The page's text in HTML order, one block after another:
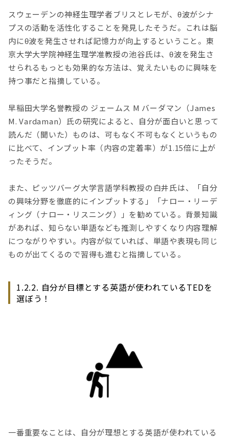
スウェーデンの神経生理学者ブリスとレモが、θ波がシナ
プスの活動を活性化することを発見したそうだ。これは脳
内にθ波を発生させれば記憶力が向上するということ。東
京大学大学院神経生理学准教授の池谷氏は、θ波を発生さ
せられるもっとも効果的な方法は、覚えたいものに興味を
持つ事だと指摘している。
早稲田大学名誉教授の ジェームス M バーダマン（James
M. Vardaman）氏の研究によると、自分が面白いと思って
読んだ（聞いた）ものは、可もなく不可もなくというもの
に比べて、インプット率（内容の定着率）が1.15倍に上が
ったそうだ。
また、ピッツバーグ大学言語学科教授の白井氏は、「自分
の興味分野を徹底的にインプットする」「ナロー・リーデ
ィング（ナロー・リスニング）」を勧めている。背景知識
があれば、知らない単語なども推測しやすくなり内容理解
につながりやすい。内容が似ていれば、単語や表現も同じ
ものが出てくるので習得も進むと指摘している。
1.2.2. 自分が目標とする英語が使われているTEDを
選ぼう！
一番重要なことは、自分が理想とする英語が使われている